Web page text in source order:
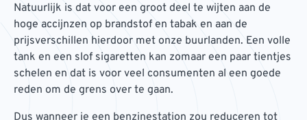
Natuurlijk is dat voor een groot deel te wijten aan de
hoge accijnzen op brandstof en tabak en aan de
prijsverschillen hierdoor met onze buurlanden. Een volle
tank en een slof sigaretten kan zomaar een paar tientjes
schelen en dat is voor veel consumenten al een goede
reden om de grens over te gaan.